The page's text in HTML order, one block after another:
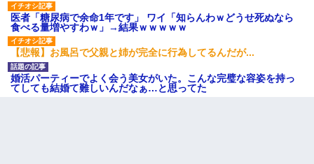
医者「糖尿病で余命1年です」 ワイ「知らんわｗどうせ死ぬなら
食べる量増やすわｗ」→結果ｗｗｗｗｗ
【悲報】お風呂で父親と姉が完全に行為してるんだが...
婚活パーティーでよく会う美女がいた。こんな完璧な容姿を持っ
てしても結婚て難しいんだなぁ…と思ってた